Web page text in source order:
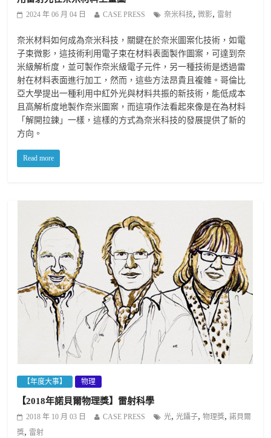
2024 年 06 月 04 日 CASE PRESS 奈米科技,微影, 雷射
奈米材料如何成為奈米科技，關鍵在於奈米圖案化技術，如電
子束微影，這技術利用電子束在材料表面製作圖案，可達到奈
米級解析度，並可製作奈米級電子元件，另一種技術是透過雷
射在材料表面進行加工，然而，這些方法昂貴且複雜。哥倫比
亞大學提出一種利用中紅外光與材料共振的新技術，能低成本
且高解析度地製作奈米圖案，而這項作法看起來像是在為材料
「解開拉鍊」一樣，這樣的方式為奈米科技的發展提供了新的
方向。
Read more
【年度大事】 物理
【2018年諾貝爾物理獎】雷射科學
2018 年 10 月 03 日 CASE PRESS 光,光鑷子,物理獎,諾貝爾
獎, 雷射